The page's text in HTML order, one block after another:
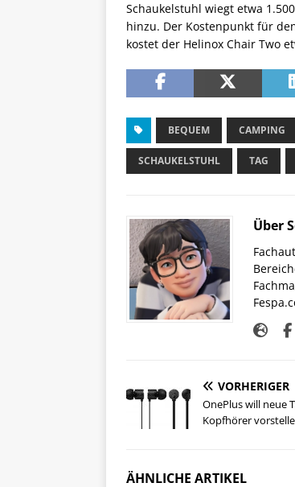
Schaukelstuhl wiegt etwa
hinzu. Der Kostenpunkt für
kostet der Helinox Chair Two
BEQUEM CAMPING
SCHAUKELSTUHL TAG
Über
VORHERIGER
OnePlus will neue
Kopfhörer
ÄHNLICHE ARTIKEL